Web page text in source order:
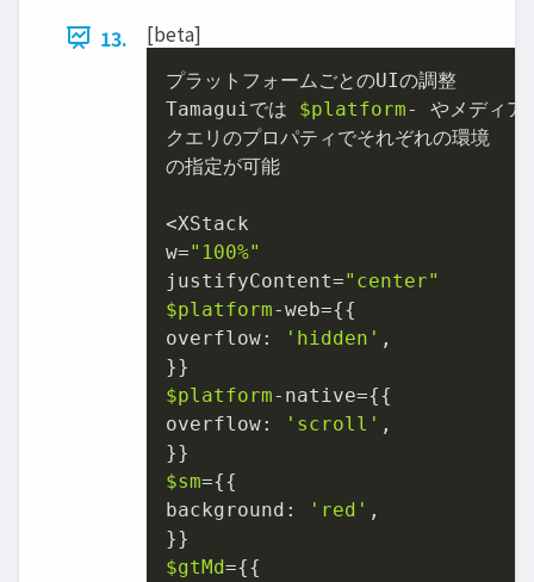
13. [beta]
プラットフォームごとのUIの調整
Tamaguiでは $platform- やメディア
クエリのプロパティでそれぞれの環境
の指定が可能
<XStack
w="100%"
justifyContent="center"
$platform-web={{
overflow:
'hidden' ,
$platform-native={{
overflow:
'scroll' ,
$sm={{
background:
'red' ,
$gtMd={{